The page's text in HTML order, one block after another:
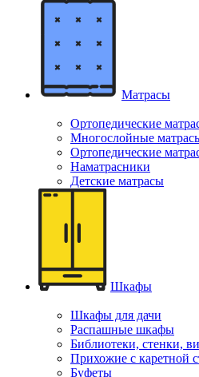
Матрасы
Ортопедические
Многослойные
Ортопедические
Наматрасники
Детские матрасы
Шкафы
Шкафы для дачи
Распашные шкафы
Библиотеки, стенки,
Прихожие с каретной
Буфеты